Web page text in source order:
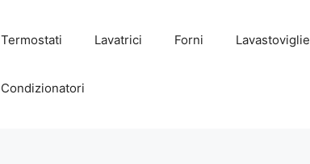
Termostati Lavatrici Forni Lavastoviglie
Condizionatori